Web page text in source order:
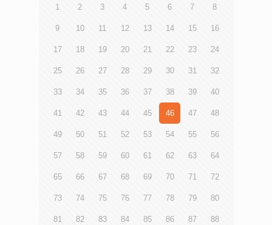
1 2 3 4 5 6 7 8
9 10 11 12 13 14 15 16
17 18 19 20 21 22 23 24
25 26 27 28 29 30 31 32
33 34 35 36 37 38 39 40
41 42 43 44 45 46 47 48
49 50 51 52 53 54 55 56
57 58 59 60 61 62 63 64
65 66 67 68 69 70 71 72
73 74 75 76 77 78 79 80
81 82 83 84 85 86 87 88